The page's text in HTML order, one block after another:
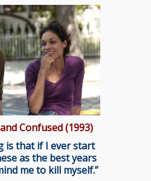
Confused (1993)
is that if I ever start
as the best years
me to kill myself.”